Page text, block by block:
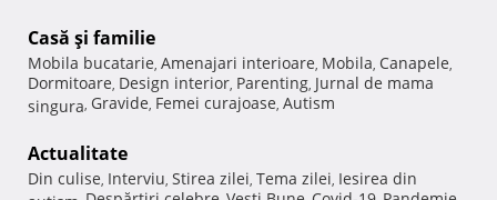
Casă şi familie
Mobila bucatarie, Amenajari interioare, Mobila, Canapele,
Dormitoare, Design interior, Parenting, Jurnal de mama
singura, Gravide, Femei curajoase, Autism
Actualitate
Din culise, Interviu, Stirea zilei, Tema zilei, Iesirea din